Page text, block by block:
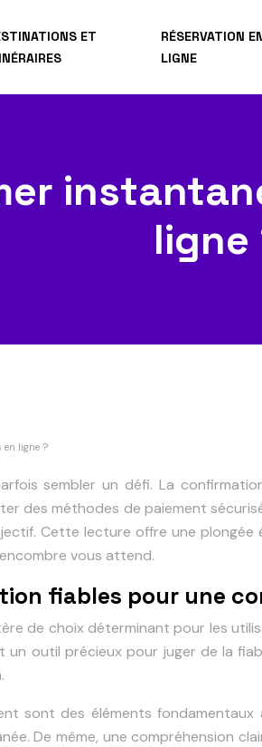
ET
RÉSERVATION
LIGNE
ligne
ligne ?
sembler un défi. La
des méthodes de paiement
Cette lecture offre une
vous attend.
fiables pour une
de choix déterminant pour les
outil précieux pour juger de la
sont des éléments
De même, une compréhension